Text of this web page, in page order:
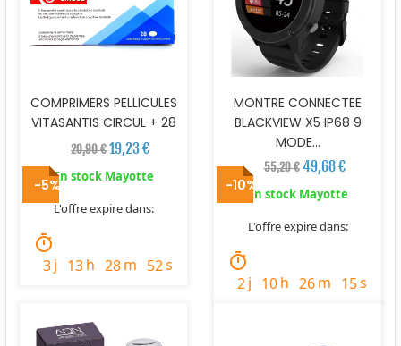
COMPRIMERS PELLICULES
VITASANTIS CIRCUL + 28
20,90 €19,23 €
En stock Mayotte
L'offre expire dans:
timer
3j 13h 28m 51s
MONTRE CONNECTEE
BLACKVIEW X5 IP68 9
MODE...
55,20 € 49,68 €
En stock Mayotte
L'offre expire dans:
timer
2j 10h 26m 14s
-5% -10%